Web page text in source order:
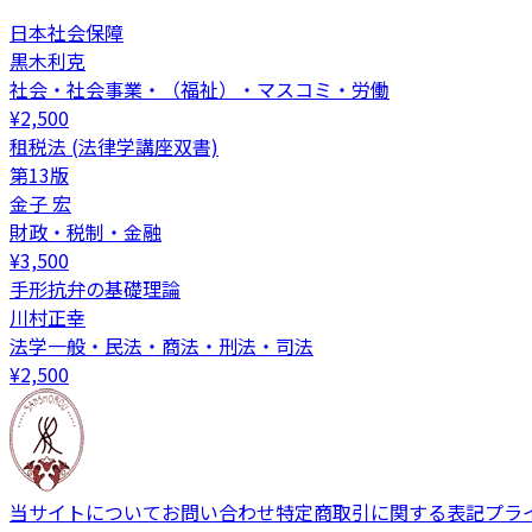
日本社会保障
黒木利克
社会・社会事業・（福祉）・マスコミ・労働
¥2,500
租税法 (法律学講座双書)
第13版
金子 宏
財政・税制・金融
¥3,500
手形抗弁の基礎理論
川村正幸
法学一般・民法・商法・刑法・司法
¥2,500
当サイトについてお問い合わせ特定商取引に関する表記プラ